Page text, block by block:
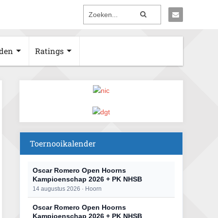
Ratings
Toernooikalender
Oscar Romero Open Hoorns
Kampioenschap 2026 + PK NHSB
14 augustus 2026 · Hoorn
Oscar Romero Open Hoorns
Kampioenschap 2026 + PK NHSB